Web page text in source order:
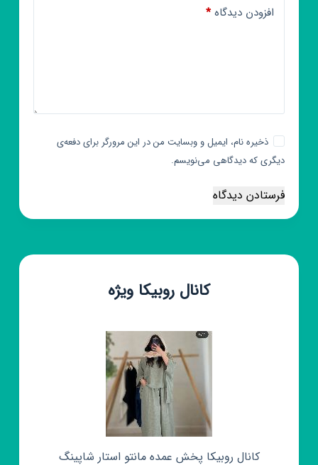
افزودن دیدگاه*
ذخیره نام، ایمیل و وبسایت من در این مرورگر برای دفعه‌ی
دیگری که دیدگاهی می‌نویسم.
فرستادن دیدگاه
کانال روبیکا ویژه
کانال روبیکا پخش عمده مانتو استار شاپینگ